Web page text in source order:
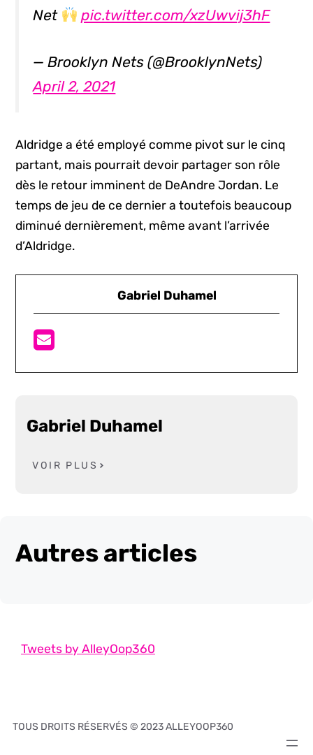
Net
pic.twitter.com/xzUwvij3hF
— Brooklyn Nets (@BrooklynNets)
April 2, 2021
Aldridge a été employé comme pivot sur le cinq
partant, mais pourrait devoir partager son rôle
dès le retour imminent de DeAndre Jordan. Le
temps de jeu de ce dernier a toutefois beaucoup
diminué dernièrement, même avant l’arrivée
d’Aldridge.
Gabriel Duhamel
Gabriel Duhamel
VOIR PLUS
Autres articles
Tweets by AlleyOop360
TOUS DROITS RÉSERVÉS © 2023 ALLEYOOP360